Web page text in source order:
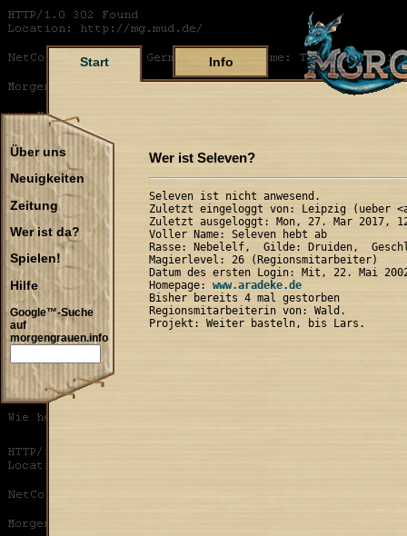
Start Info
Über uns
Neuigkeiten
Zeitung
Wer ist da?
Spielen!
Hilfe
Google™-Suche
auf
morgengrauen.info
Wer ist Seleven?
Seleven ist nicht anwesend.
Zuletzt eingeloggt von: Leipzig (ueber
Zuletzt ausgeloggt: Mon, 27. Mar 2017,
Voller Name: Seleven hebt ab
Rasse: Nebelelf,  Gilde: Druiden,
Magierlevel: 26 (Regionsmitarbeiter)
Datum des ersten Login: Mit, 22. Mai
Homepage: www.aradeke.de
Bisher bereits 4 mal gestorben
Regionsmitarbeiterin von: Wald.